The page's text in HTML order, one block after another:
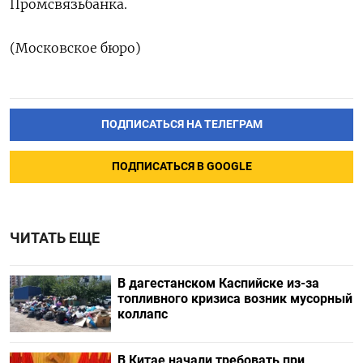
Промсвязьбанка.
(Московское бюро)
ПОДПИСАТЬСЯ НА ТЕЛЕГРАМ
ПОДПИСАТЬСЯ В GOOGLE
ЧИТАТЬ ЕЩЕ
В дагестанском Каспийске из-за
топливного кризиса возник мусорный
коллапс